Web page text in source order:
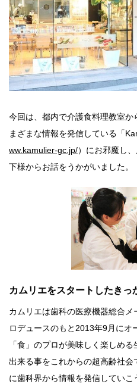
今回は、都内で介護食料理教室か
まざまな情報を発信している「
ww.kamulier-gc.jp/）にお邪魔し
下様からお話をうかがいました。
カムリエをスタートしたきっ
カムリエは歯科の医療機器総合
ロデュースのもと2013年9月にオ
「食」のプロが美味しく楽しめ
出来る事をこれからの超高齢社
に歯科界から情報を発信していこ